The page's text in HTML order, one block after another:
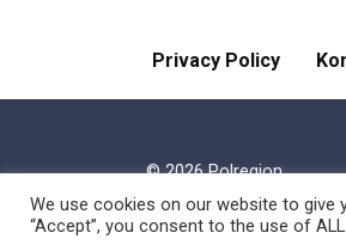
Privacy Policy
© 2026 Polregion
We use cookies on our website to give
“Accept”, you consent to the use of